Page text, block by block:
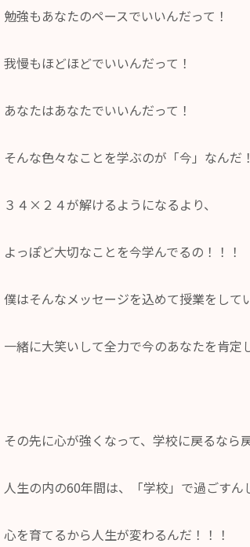
勉強もあなたのペースでいいんだって！
我慢もほどほどでいいんだって！
あなたはあなたでいいんだって！
そんな色々なことを学ぶのが「今」なんだ！
３４×２４が解けるようになるより、
よっぽど大切なことを今学んでるの！！！
僕はそんなメッセージを込めて授業をして
一緒に大笑いして全力で今のあなたを肯定
その先に心が強くなって、学校に戻るなら
人生の内の60年間は、「学校」で過ごすん
心を育てるから人生が変わるんだ！！！